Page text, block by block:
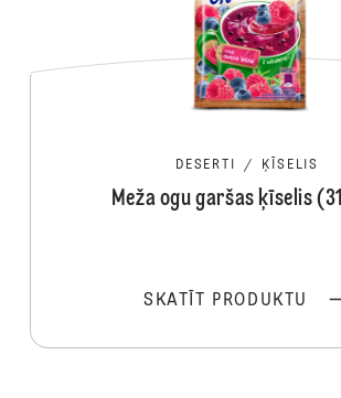
DESERTI / ĶĪSELIS
Meža ogu garšas ķīselis
SKATĪT PRODUKTU